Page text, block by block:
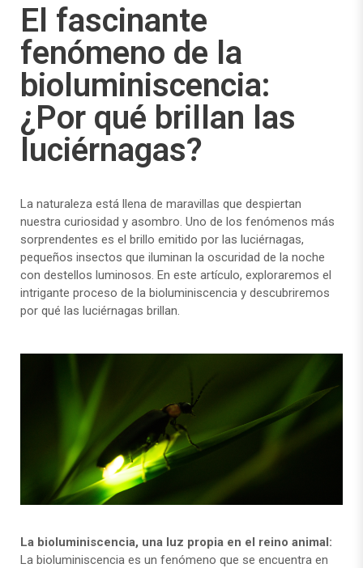
El fascinante
fenómeno de la
bioluminiscencia:
¿Por qué brillan las
luciérnagas?
La naturaleza está llena de maravillas que despiertan
nuestra curiosidad y asombro. Uno de los fenómenos más
sorprendentes es el brillo emitido por las luciérnagas,
pequeños insectos que iluminan la oscuridad de la noche
con destellos luminosos. En este artículo, exploraremos el
intrigante proceso de la bioluminiscencia y descubriremos
por qué las luciérnagas brillan.
La bioluminiscencia, una luz propia en el reino animal:
La bioluminiscencia es un fenómeno que se encuentra en